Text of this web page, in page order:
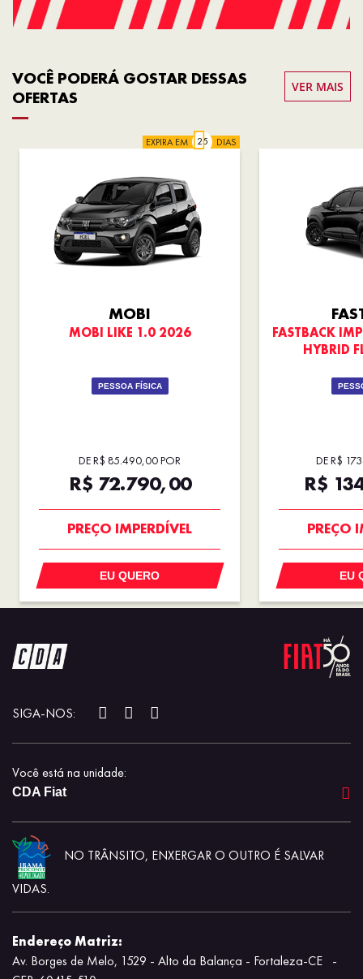
VOCÊ PODERÁ GOSTAR DESSAS
OFERTAS
VER MAIS
EXPIRA EM DIAS
MOBI
MOBI LIKE 1.0 2026
PESSOA FÍSICA
DE R$ 85.490,00 POR
R$ 72.790,00
PREÇO IMPERDÍVEL
SUPER DESCONTO
EU QUERO
FASTBACK
HYBRID
DE R$
R$
PREÇO
EU
SIGA-NOS:
Você está na unidade:
CDA Fiat
NO TRÂNSITO, ENXERGAR O OUTRO É SALVAR
VIDAS.
Endereço Matriz:
Av. Borges de Melo, 1529 - Alto da Balança - Fortaleza-CE
-